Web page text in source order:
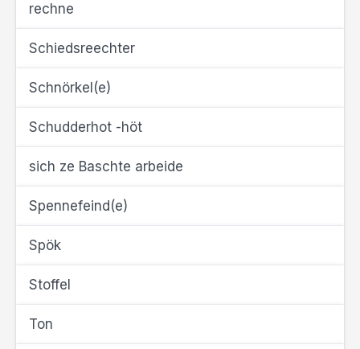
rechne
Schiedsreechter
Schnörkel(e)
Schudderhot -höt
sich ze Baschte arbeide
Spennefeind(e)
Spök
Stoffel
Ton